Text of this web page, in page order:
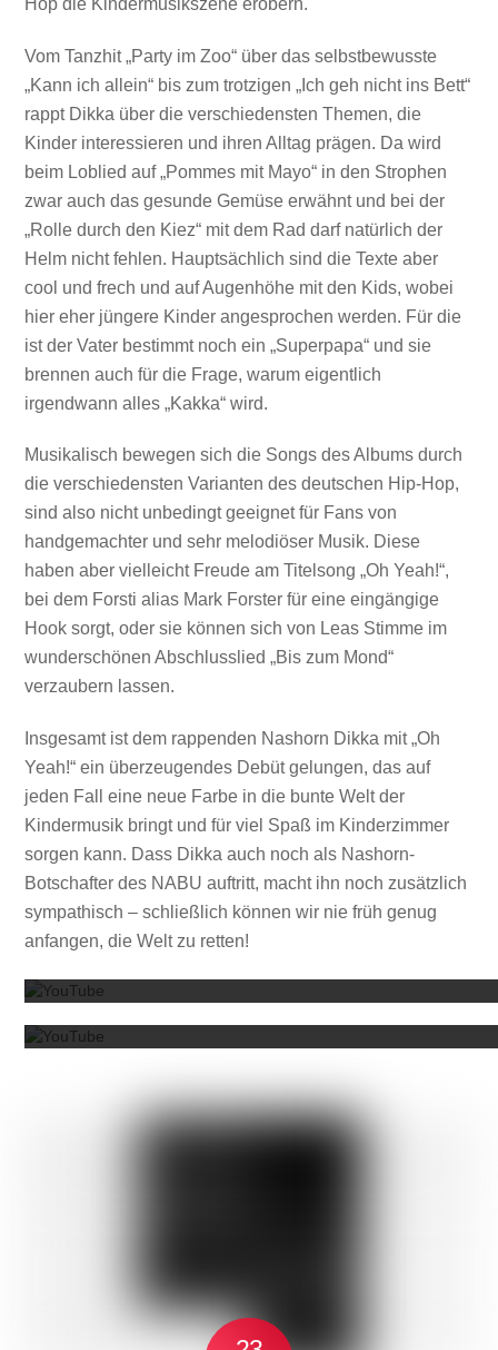
Vom Tanzhit „Party im Zoo“ über das selbstbewusste
„Kann ich allein“ bis zum trotzigen „Ich geh nicht ins Bett“
rappt Dikka über die verschiedensten Themen, die
Kinder interessieren und ihren Alltag prägen. Da wird
beim Loblied auf „Pommes mit Mayo“ in den Strophen
zwar auch das gesunde Gemüse erwähnt und bei der
„Rolle durch den Kiez“ mit dem Rad darf natürlich der
Helm nicht fehlen. Hauptsächlich sind die Texte aber
cool und frech und auf Augenhöhe mit den Kids, wobei
hier eher jüngere Kinder angesprochen werden. Für die
ist der Vater bestimmt noch ein „Superpapa“ und sie
brennen auch für die Frage, warum eigentlich
irgendwann alles „Kakka“ wird.
Musikalisch bewegen sich die Songs des Albums durch
die verschiedensten Varianten des deutschen Hip-Hop,
sind also nicht unbedingt geeignet für Fans von
handgemachter und sehr melodiöser Musik. Diese
haben aber vielleicht Freude am Titelsong „Oh Yeah!“,
bei dem Forsti alias Mark Forster für eine eingängige
Hook sorgt, oder sie können sich von Leas Stimme im
wunderschönen Abschlusslied „Bis zum Mond“
verzaubern lassen.
Insgesamt ist dem rappenden Nashorn Dikka mit „Oh
Yeah!“ ein überzeugendes Debüt gelungen, das auf
jeden Fall eine neue Farbe in die bunte Welt der
Kindermusik bringt und für viel Spaß im Kinderzimmer
sorgen kann. Dass Dikka auch noch als Nashorn-
Botschafter des NABU auftritt, macht ihn noch zusätzlich
sympathisch – schließlich können wir nie früh genug
anfangen, die Welt zu retten!